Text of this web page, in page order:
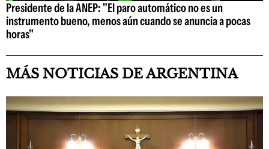
Presidente de la ANEP: "El paro automático no es un
instrumento bueno, menos aún cuando se anuncia a pocas
horas"
MÁS NOTICIAS DE ARGENTINA